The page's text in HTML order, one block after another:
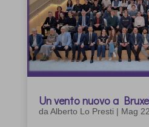
Un vento nuovo a
daAlberto Lo Presti | Mag